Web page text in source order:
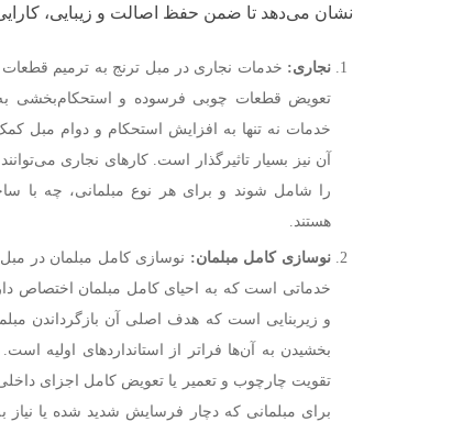
نشان می‌دهد تا ضمن حفظ اصالت و زیبایی،
نجاری: خدمات نجاری در مبل ترنج به ترمیم
تعویض قطعات چوبی فرسوده و استحکام‌بخشی
خدمات نه تنها به افزایش استحکام و دوام مبل
آن نیز بسیار تاثیرگذار است. کارهای نجاری
را شامل شوند و برای هر نوع مبلمانی، چه با
هستند.
نوسازی کامل مبلمان: نوسازی کامل مبلمان در
خدماتی است که به احیای کامل مبلمان اختصاص
و زیربنایی است که هدف اصلی آن بازگرداندن
بخشیدن به آن‌ها فراتر از استانداردهای اولیه
تقویت چارچوب و تعمیر یا تعویض کامل اجزای
برای مبلمانی که دچار فرسایش شدید شده یا نیاز